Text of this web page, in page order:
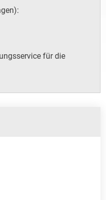
für die